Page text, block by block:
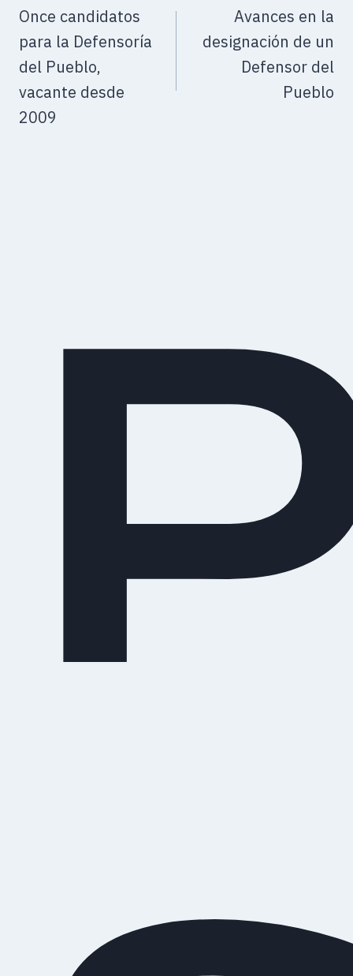
Once candidatos
para la Defensoría
del Pueblo,
vacante desde
2009
Avances en la
designación de un
Defensor del
Pueblo